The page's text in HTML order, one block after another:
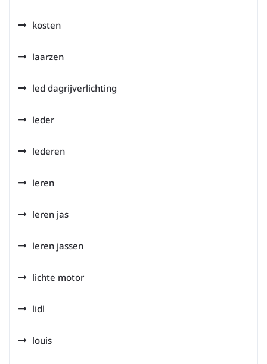
kosten
laarzen
led dagrijverlichting
leder
lederen
leren
leren jas
leren jassen
lichte motor
lidl
louis